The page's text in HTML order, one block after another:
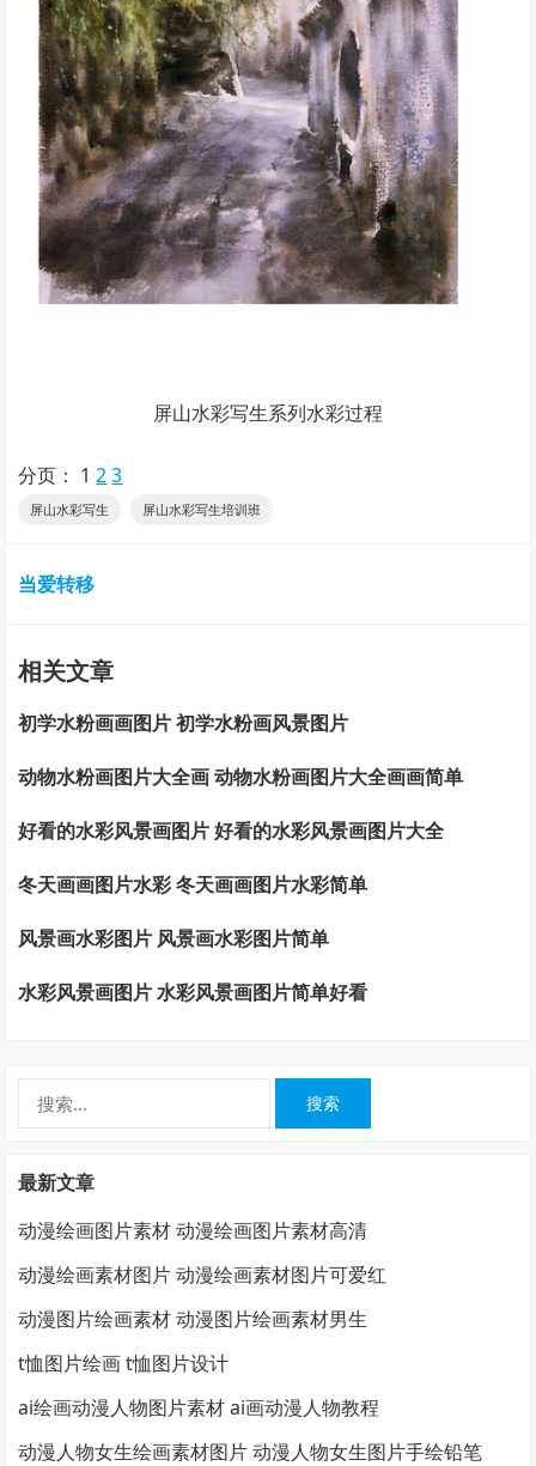
屏山水彩写生系列水彩过程
分页： 1 2 3
屏山水彩写生 屏山水彩写生培训班
当爱转移
相关文章
初学水粉画画图片 初学水粉画风景图片
动物水粉画图片大全画 动物水粉画图片大全画画简单
好看的水彩风景画图片 好看的水彩风景画图片大全
冬天画画图片水彩 冬天画画图片水彩简单
风景画水彩图片 风景画水彩图片简单
水彩风景画图片 水彩风景画图片简单好看
最新文章
动漫绘画图片素材 动漫绘画图片素材高清
动漫绘画素材图片 动漫绘画素材图片可爱红
动漫图片绘画素材 动漫图片绘画素材男生
t恤图片绘画 t恤图片设计
ai绘画动漫人物图片素材 ai画动漫人物教程
动漫人物女生绘画素材图片 动漫人物女生图片手绘铅笔